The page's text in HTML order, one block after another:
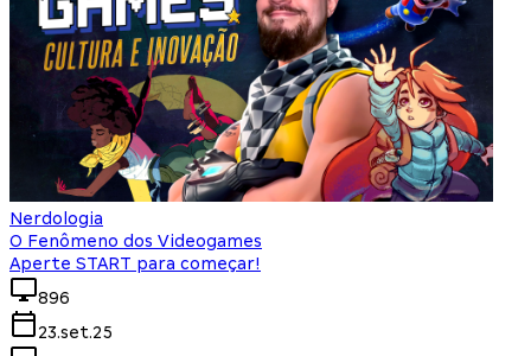
Nerdologia
O Fenômeno dos Videogames
Aperte START para começar!
896
23.set.25